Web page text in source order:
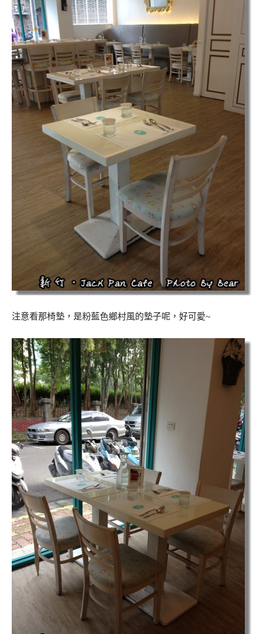
注意看那椅墊，是粉藍色鄉村風的墊子呢，好可愛~